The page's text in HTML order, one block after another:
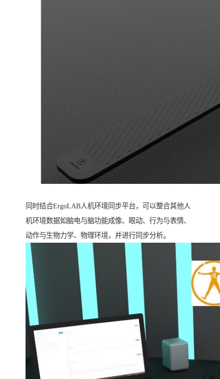
同时结合ErgoLAB人机环境同步平台，可以整合其他人
机环境数据如脑电与脑功能成像、眼动、行为与表情、
动作与生物力学、物理环境，并进行同步分析。